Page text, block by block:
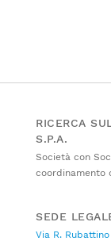
RICERCA
S.P.A.
Società con
coordinamento
SEDE
Via R.